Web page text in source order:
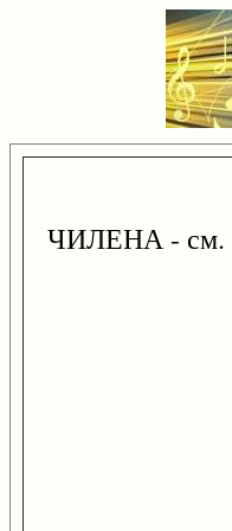
ЧИЛЕНА - см.